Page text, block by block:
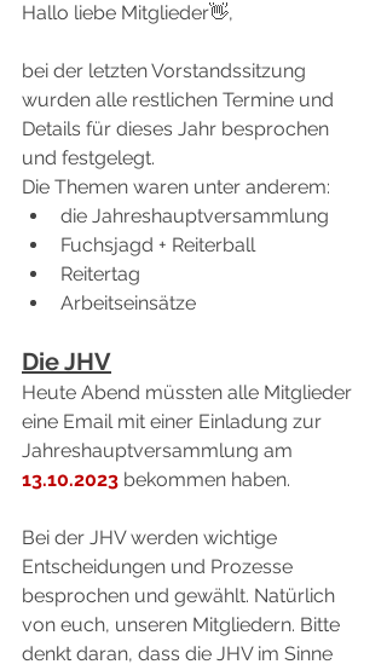
Hallo liebe Mitglieder👋,
bei der letzten Vorstandssitzung
wurden alle restlichen Termine und
Details für dieses Jahr besprochen
und festgelegt.
Die Themen waren unter anderem:
die Jahreshauptversammlung
Fuchsjagd + Reiterball
Reitertag
Arbeitseinsätze
Die JHV
Heute Abend müssten alle Mitglieder
eine Email mit einer Einladung zur
Jahreshauptversammlung am
13.10.2023 bekommen haben.
Bei der JHV werden wichtige
Entscheidungen und Prozesse
besprochen und gewählt. Natürlich
von euch, unseren Mitgliedern. Bitte
denkt daran, dass die JHV im Sinne